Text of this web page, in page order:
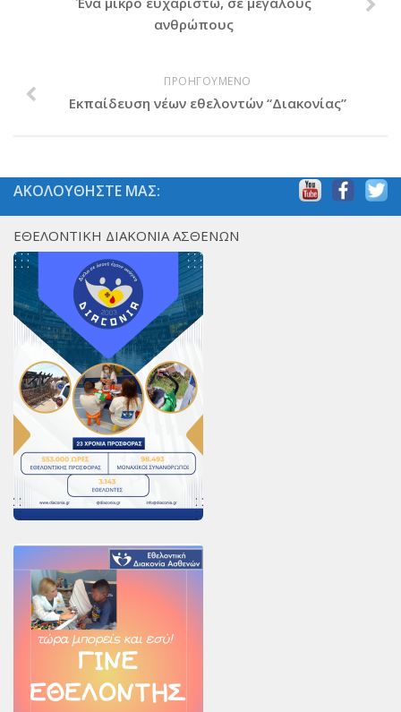
ανθρώπους
ΠΡΟΗΓΟΥΜΕΝΟ
Εκπαίδευση νέων εθελοντών “Διακονίας”
ΑΚΟΛΟΥΘΗΣΤΕ ΜΑΣ:
ΕΘΕΛΟΝΤΙΚΗ ΔΙΑΚΟΝΙΑ ΑΣΘΕΝΩΝ